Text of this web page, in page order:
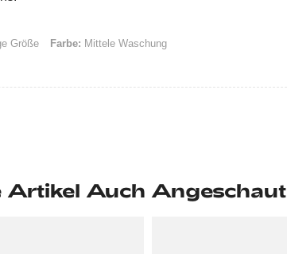
Größe Farbe: Mittele Waschung
Artikel Auch Angeschaut